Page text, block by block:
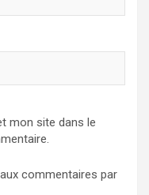
mon site dans le
commentaires par